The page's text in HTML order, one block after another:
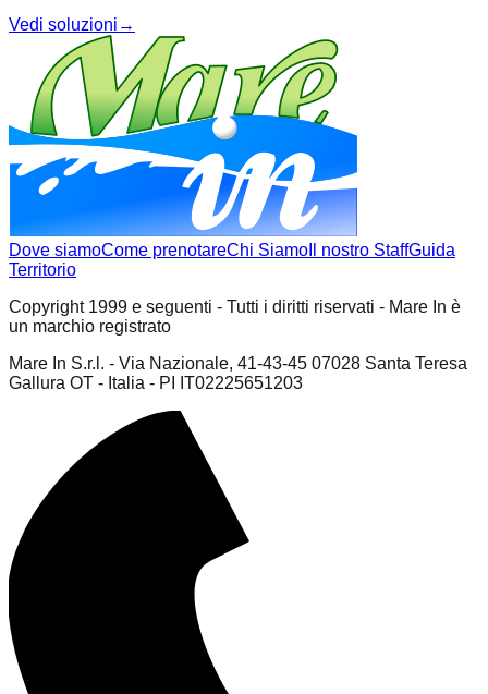
Vedi soluzioni →
Dove siamoCome prenotareChi Siamo Il nostro StaffGuida
Territorio
Copyright 1999 e seguenti - Tutti i diritti riservati - Mare In è
un marchio registrato
Mare In S.r.l. - Via Nazionale, 41-43-45 07028 Santa Teresa
Gallura OT - Italia - PI IT02225651203